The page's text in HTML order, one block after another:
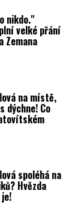
nikdo."
velké přání
Zemana
na místě,
dýchne! Co
spoléhá na
Hvězda